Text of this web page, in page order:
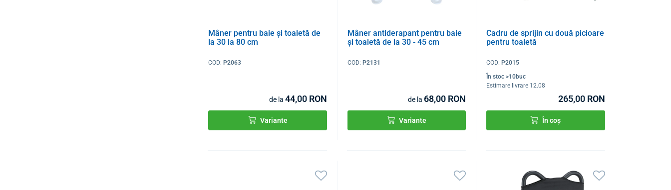
Mâner pentru baie și toaletă de
la 30 la 80 cm
COD: P2063
de la 44,00 RON
Variante
Mâner antiderapant pentru baie
și toaletă de la 30 - 45 cm
COD: P2131
de la 68,00 RON
Variante
Cadru de sprijin cu două picioare
pentru toaletă
COD: P2015
În stoc >10buc
Estimare livrare 12.08
265,00 RON
În coș